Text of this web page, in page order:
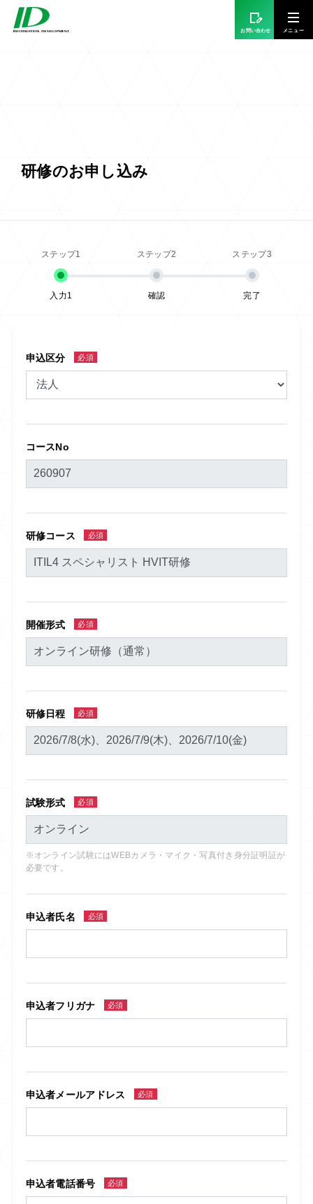
お問い合わせ
研修のお申し込み
入力1 確認 完了
申込区分 必須
コースNo
研修コース 必須
開催形式 必須
研修日程 必須
試験形式 必須
※オンライン試験にはWEBカメラ・マイク・写真付き身分証明証が
必要です。
申込者氏名 必須
申込者フリガナ 必須
申込者メールアドレス 必須
申込者電話番号 必須